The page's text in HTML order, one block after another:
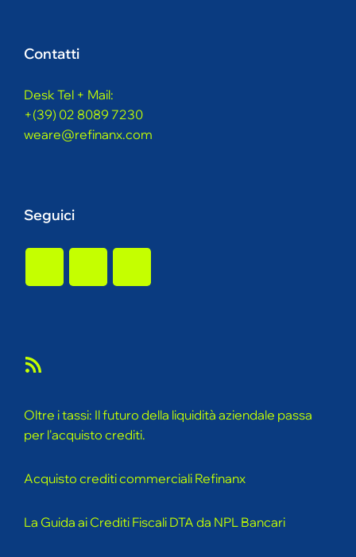
Contatti
Desk Tel + Mail:
+(39) 02 8089 7230
weare@refinanx.com
Seguici
Oltre i tassi: Il futuro della liquidità aziendale passa
per l'acquisto crediti.
Acquisto crediti commerciali Refinanx
La Guida ai Crediti Fiscali DTA da NPL Bancari